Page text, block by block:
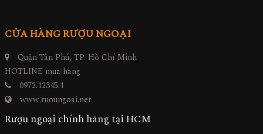
CỬA HÀNG RƯỢU NGOẠI
Quận Tân Phú, TP. Hồ Chí Minh
HOTLINE mua hàng
0972.12345.1
www.ruoungoai.net
Rượu ngoại chính hãng tại HCM